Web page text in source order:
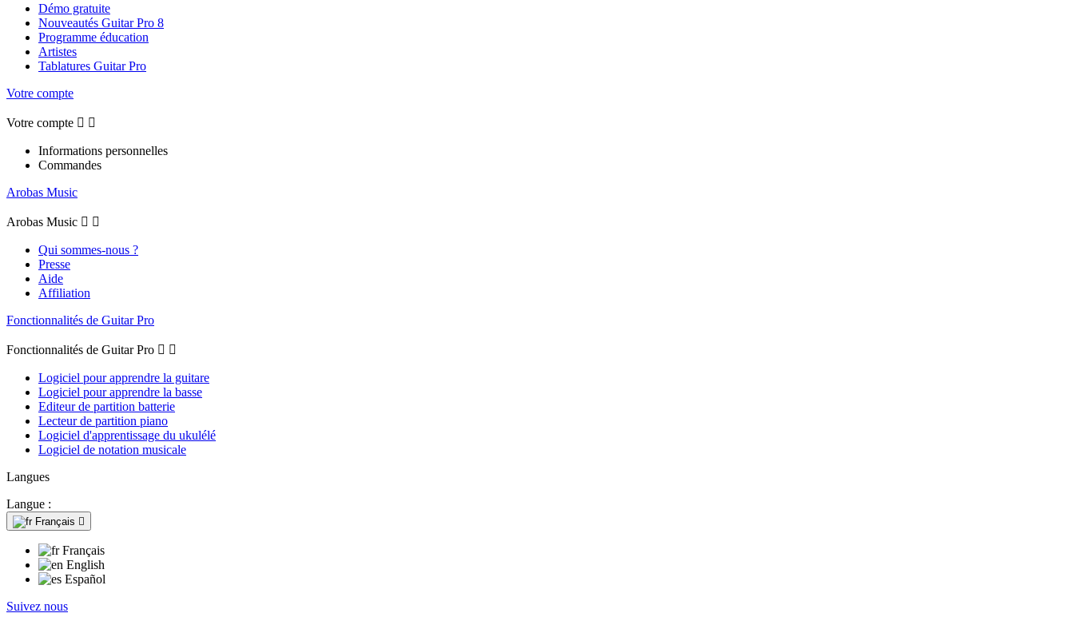
Démo gratuite
Nouveautés Guitar Pro 8
Programme éducation
Artistes
Tablatures Guitar Pro
Votre compte
Votre compte  
Informations personnelles
Commandes
Arobas Music
Arobas Music  
Qui sommes-nous ?
Presse
Aide
Affiliation
Fonctionnalités de Guitar Pro
Fonctionnalités de Guitar Pro  
Logiciel pour apprendre la guitare
Logiciel pour apprendre la basse
Editeur de partition batterie
Lecteur de partition piano
Logiciel d'apprentissage du ukulélé
Logiciel de notation musicale
Langues
Langue :
Français 
Français
English
Español
Suivez nous